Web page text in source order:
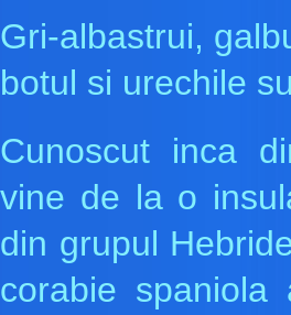
Gri-albastrui,
botul si urechile
Cunoscut inca
vine de la o
din grupul
corabie